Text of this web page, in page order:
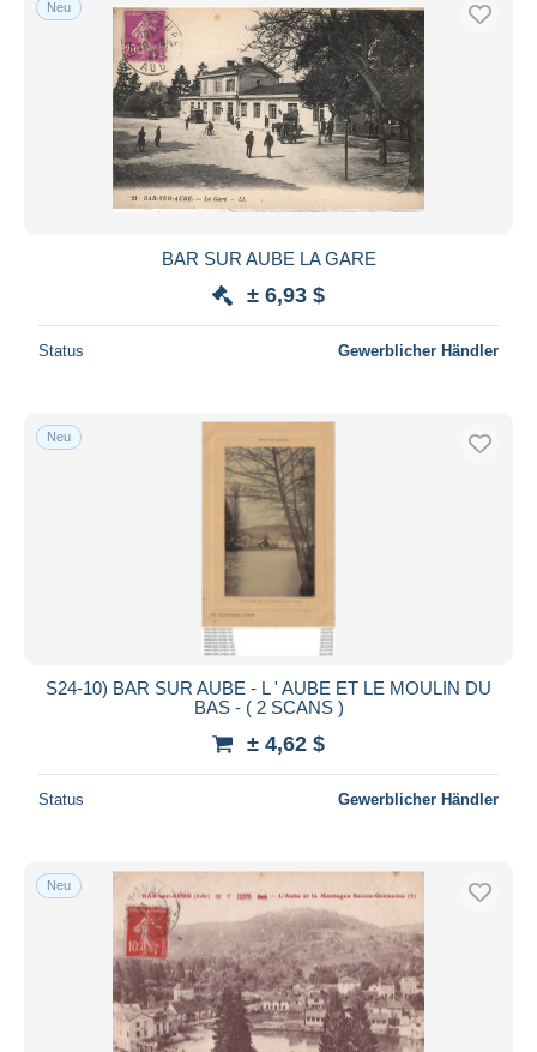
Kostenloser Versand
Zahlungsmethoden
PayPal
Banküberweisung
Visa
Mastercard
iDeal
Übernehmen
Neu
BAR SUR AUBE LA GARE
± 6,93 $
Status Gewerblicher Händler
Neu
S24-10) BAR SUR AUBE - L ' AUBE ET LE MOULIN DU
BAS - ( 2 SCANS )
± 4,62 $
Status Gewerblicher Händler
Neu